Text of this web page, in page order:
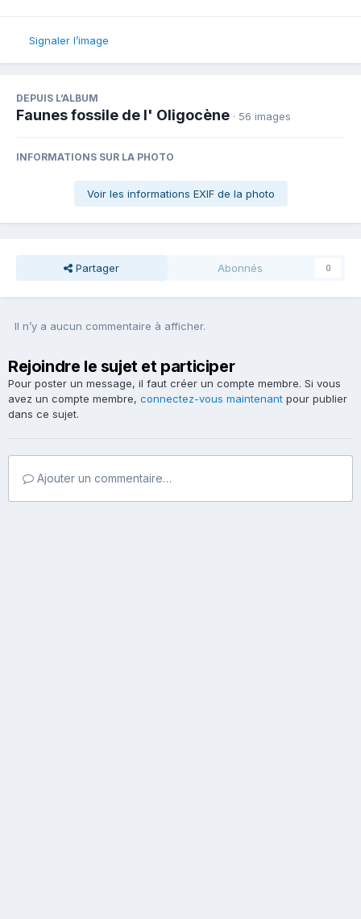
Signaler l’image
DEPUIS L’ALBUM
Faunes fossile de l' Oligocène · 56 images
INFORMATIONS SUR LA PHOTO
Voir les informations EXIF de la photo
Partager Abonnés 0
Il n’y a aucun commentaire à afficher.
Rejoindre le sujet et participer
Pour poster un message, il faut créer un compte membre. Si vous
avez un compte membre, connectez-vous maintenant pour publier
dans ce sujet.
Ajouter un commentaire…